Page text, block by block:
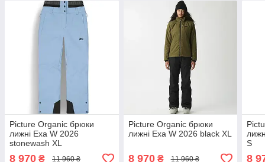
Picture Organic брюки
лижні Exa W 2026
stonewash XL
8 970 ₴ 11 960 ₴
Picture Organic брюки
лижні Exa W 2026 black XL
8 970₴ 11 960 ₴
S
8